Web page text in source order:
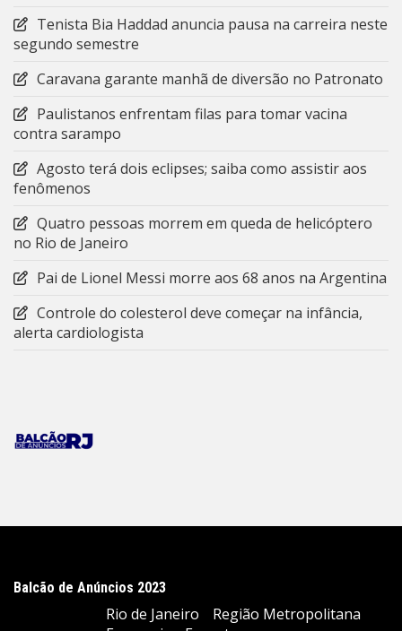
Tenista Bia Haddad anuncia pausa na carreira neste
segundo semestre
Caravana garante manhã de diversão no Patronato
Paulistanos enfrentam filas para tomar vacina
contra sarampo
Agosto terá dois eclipses; saiba como assistir aos
fenômenos
Quatro pessoas morrem em queda de helicóptero
no Rio de Janeiro
Pai de Lionel Messi morre aos 68 anos na Argentina
Controle do colesterol deve começar na infância,
alerta cardiologista
Balcão de Anúncios 2023
Rio de Janeiro
Região Metropolitana